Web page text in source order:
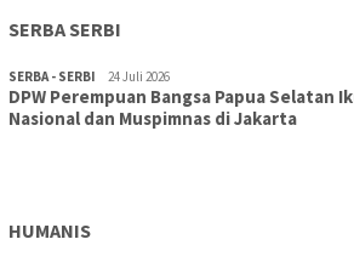
SERBA SERBI
SERBA - SERBI 24 Juli 2026
DPW Perempuan Bangsa Papua Selatan
Nasional dan Muspimnas di Jakarta
TOPIK 30 Juli 2026
Wujudkan Sekolah Adiwiyata:SD
HUMANIS